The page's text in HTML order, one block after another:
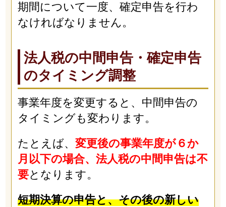
期間について一度、確定申告を行わ
なければなりません。
法人税の中間申告・確定申告
のタイミング調整
事業年度を変更すると、中間申告の
タイミングも変わります。
たとえば、 変更後の事業年度が６か
月以下の場合、法人税の中間申告は不
要となります。
短期決算の申告と、その後の新しい